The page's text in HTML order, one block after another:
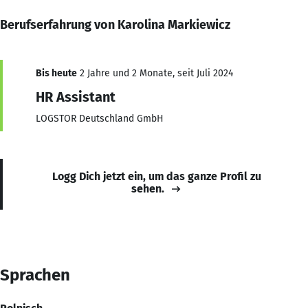
Berufserfahrung von Karolina Markiewicz
Bis heute 2 Jahre und 2 Monate, seit Juli 2024
HR Assistant
LOGSTOR Deutschland GmbH
Logg Dich jetzt ein, um das ganze Profil zu
sehen.
Sprachen